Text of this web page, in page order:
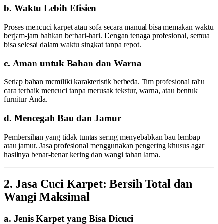
b. Waktu Lebih Efisien
Proses mencuci karpet atau sofa secara manual bisa memakan waktu
berjam-jam bahkan berhari-hari. Dengan tenaga profesional, semua
bisa selesai dalam waktu singkat tanpa repot.
c. Aman untuk Bahan dan Warna
Setiap bahan memiliki karakteristik berbeda. Tim profesional tahu
cara terbaik mencuci tanpa merusak tekstur, warna, atau bentuk
furnitur Anda.
d. Mencegah Bau dan Jamur
Pembersihan yang tidak tuntas sering menyebabkan bau lembap
atau jamur. Jasa profesional menggunakan pengering khusus agar
hasilnya benar-benar kering dan wangi tahan lama.
2. Jasa Cuci Karpet: Bersih Total dan
Wangi Maksimal
a. Jenis Karpet yang Bisa Dicuci